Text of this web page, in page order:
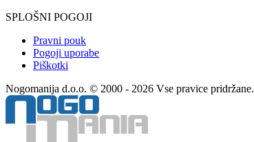
SPLOŠNI POGOJI
Pravni pouk
Pogoji uporabe
Piškotki
Nogomanija d.o.o. © 2000 - 2026 Vse pravice pridržane.